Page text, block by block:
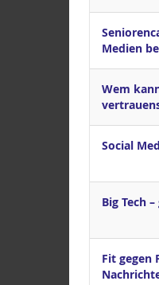
Medien
Wem
Social
Big Tech
Fit gegen